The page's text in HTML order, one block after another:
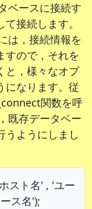
ベースに接続す
接続します。
は，接続情報を
すので，それを
と，様々なオプ
になります。従
関数を呼
既存データベー
うようにしまし
スト名' , 'ユー
ス名');